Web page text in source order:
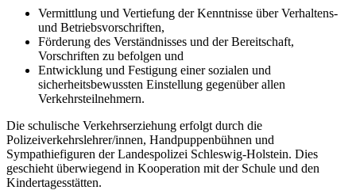
Vermittlung und Vertiefung der Kenntnisse über Verhaltens-
und Betriebsvorschriften,
Förderung des Verständnisses und der Bereitschaft,
Vorschriften zu befolgen und
Entwicklung und Festigung einer sozialen und
sicherheitsbewussten Einstellung gegenüber allen
Verkehrsteilnehmern.
Die schulische Verkehrserziehung erfolgt durch die
Polizeiverkehrslehrer/innen, Handpuppenbühnen und
Sympathiefiguren der Landespolizei Schleswig-Holstein. Dies
geschieht überwiegend in Kooperation mit der Schule und den
Kindertagesstätten.